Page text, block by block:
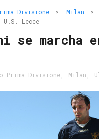
Divisione > Milan >
U.S. Lecce
se marcha
Prima Divisione Milan